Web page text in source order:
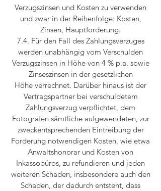
Verzugszinsen und Kosten zu verwenden
und zwar in der Reihenfolge: Kosten,
Zinsen, Hauptforderung.
7.4. Für den Fall des Zahlungsverzuges
werden unabhängig vom Verschulden
Verzugszinsen in Höhe von 4 % p.a. sowie
Zinseszinsen in der gesetzlichen
Höhe verrechnet. Darüber hinaus ist der
Vertragspartner bei verschuldetem
Zahlungsverzug verpflichtet, dem
Fotografen sämtliche aufgewendeten, zur
zweckentsprechenden Eintreibung der
Forderung notwendigen Kosten, wie etwa
Anwaltshonorar und Kosten von
Inkassobüros, zu refundieren und jeden
weiteren Schaden, insbesondere auch den
Schaden, der dadurch entsteht, dass